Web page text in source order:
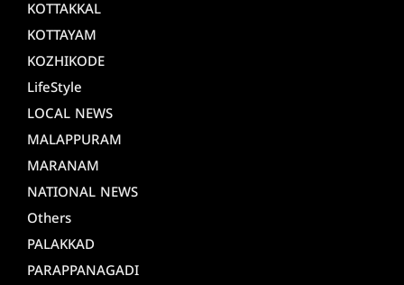
KOTTAKKAL
KOTTAYAM
KOZHIKODE
LifeStyle
LOCAL NEWS
MALAPPURAM
MARANAM
NATIONAL NEWS
Others
PALAKKAD
PARAPPANAGADI